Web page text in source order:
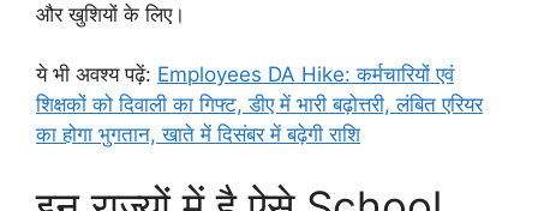
और खुशियों के लिए।
ये भी अवश्य पढ़ें: Employees DA Hike: कर्मचारियों एवं
शिक्षकों को दिवाली का गिफ्ट, डीए में भारी बढ़ोत्तरी, लंबित एरियर
का होगा भुगतान, खाते में दिसंबर में बढ़ेगी राशि